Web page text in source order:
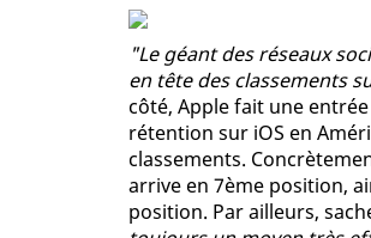
"Le géant des réseaux
en tête des classements
côté, Apple fait une
rétention sur iOS en
classements.
arrive en 7ème position,
position. Par ailleurs,